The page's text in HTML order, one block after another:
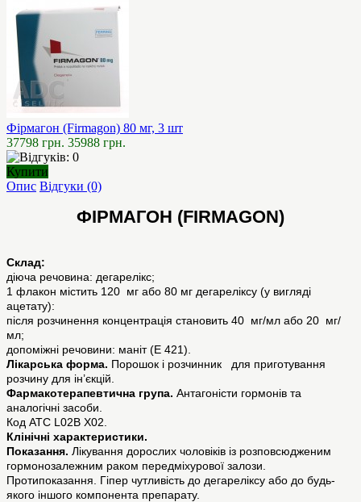
Фірмагон (Firmagon) 80 мг, 3 шт
37798 грн. 35988 грн.
Купити
Опис Відгуки (0)
ФІРМАГОН (FIRMAGON)
Склад:
діюча речовина: дегарелікс;
1 флакон містить 120 мг або 80 мг дегареліксу (у вигляді
ацетату):
після розчинення концентрація становить 40 мг/мл або 20 мг/
мл;
допоміжні речовини: маніт (Е 421).
Лікарська форма. Порошок і розчинник для приготування
розчину для ін’єкцій.
Фармакотерапевтична група. Антагоністи гормонів та
аналогічні засоби.
Код ATC L02B X02.
Клінічні характеристики.
Показання. Лікування дорослих чоловіків із розповсюдженим
гормонозалежним раком передміхурової залози.
Протипоказання. Гіпер чутливість до дегареліксу або до будь-
якого іншого компонента препарату.